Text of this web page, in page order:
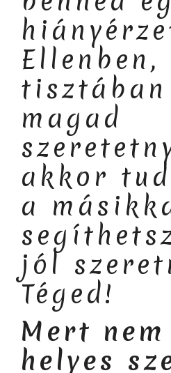
Ellenben,
tisztában
magad
akkor
a
jól
Téged!
Mert
helyes